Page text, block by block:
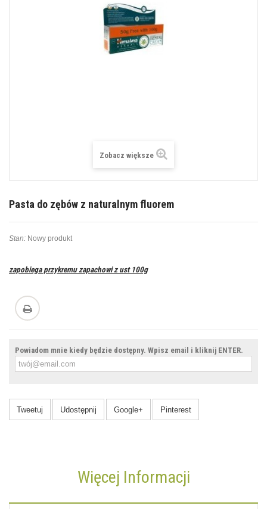
Zobacz większe
Pasta do zębów z naturalnym fluorem
Stan: Nowy produkt
zapobiega przykremu zapachowi z ust 100g
Powiadom mnie kiedy będzie dostępny. Wpisz email i kliknij ENTER.
Tweetuj Udostępnij Google+ Pinterest
Więcej Informacji